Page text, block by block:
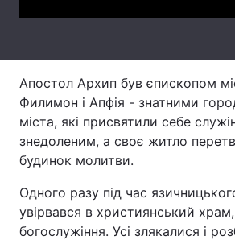
Апостол Архип був єпископом
Филимон і Апфія - знатними
міста, які присвятили себе
знедоленим, а своє житло
будинок молитви.
Одного разу під час
увірвався в християнський
богослужіння. Усі злякалися і